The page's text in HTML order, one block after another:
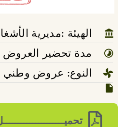
الهيئة :مديرية
مدة تحضير العروض : 15
النوع: عروض وطني